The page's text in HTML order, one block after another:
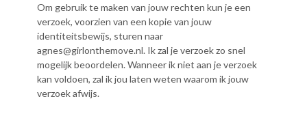
Om gebruik te maken van jouw rechten kun je een
verzoek, voorzien van een kopie van jouw
identiteitsbewijs, sturen naar
agnes@girlonthemove.nl. Ik zal je verzoek zo snel
mogelijk beoordelen. Wanneer ik niet aan je verzoek
kan voldoen, zal ik jou laten weten waarom ik jouw
verzoek afwijs.